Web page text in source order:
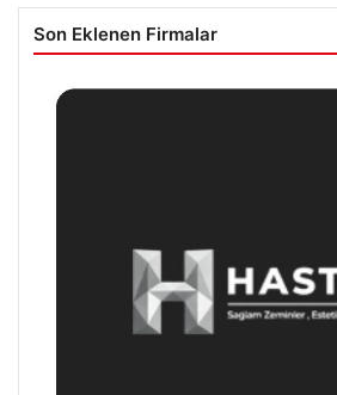
Son Eklenen Firmalar